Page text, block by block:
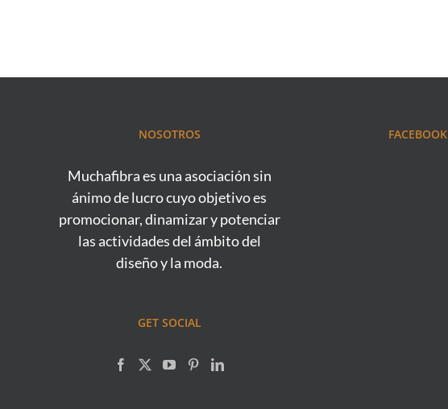
NOSOTROS
Muchafibra es una asociación sin
ánimo de lucro cuyo objetivo es
promocionar, dinamizar y potenciar
las actividades del ámbito del
diseño y la moda.
GET SOCIAL
FACEBOOK